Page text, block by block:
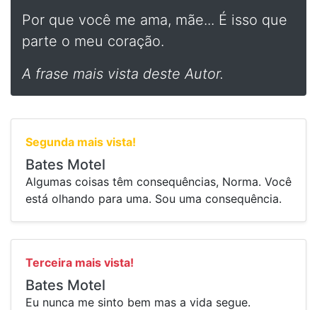
Por que você me ama, mãe... É isso que
parte o meu coração.
A frase mais vista deste Autor.
Segunda mais vista!
Bates Motel
Algumas coisas têm consequências, Norma. Você
está olhando para uma. Sou uma consequência.
Terceira mais vista!
Bates Motel
Eu nunca me sinto bem mas a vida segue.